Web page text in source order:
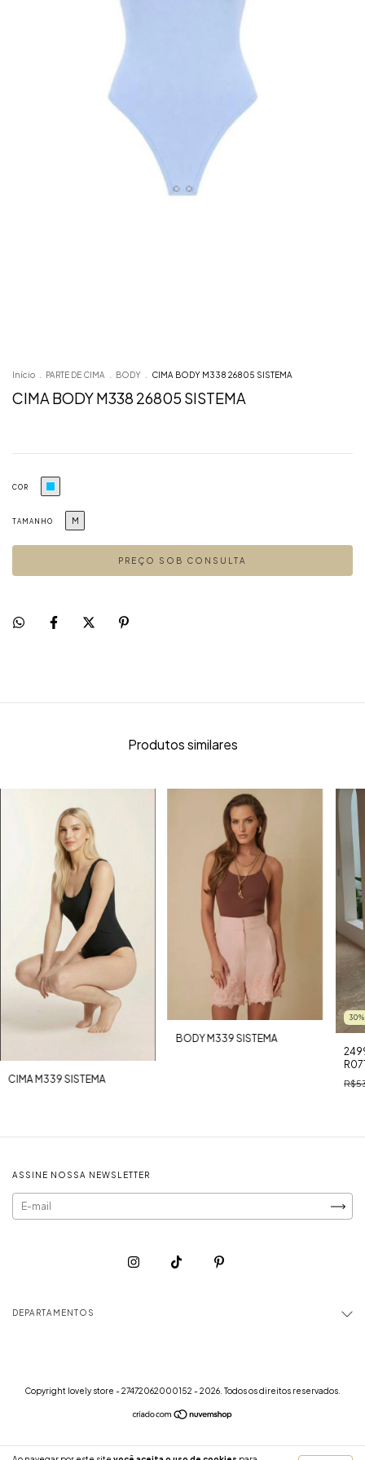
Início . PARTE DE CIMA . BODY . CIMA BODY M338 26805 SISTEMA
CIMA BODY M338 26805 SISTEMA
COR
TAMANHO M
Produtos similares
CIMA M339 SISTEMA
BODY M339 SISTEMA
30
ASSINE NOSSA NEWSLETTER
DEPARTAMENTOS
Copyright lovely store - 27472062000152 - 2026. Todos os direitos reservados.